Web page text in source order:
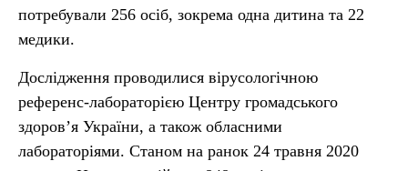
потребували 256 осіб, зокрема одна дитина та 22
медики.
Дослідження проводилися вірусологічною
референс-лабораторією Центру громадського
здоров’я України, а також обласними
лабораторіями. Станом на ранок 24 травня 2020